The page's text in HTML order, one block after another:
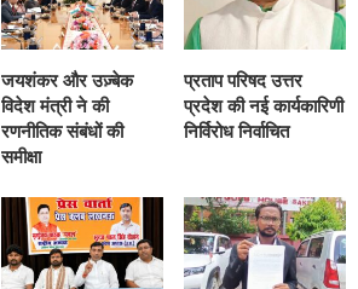
जयशंकर और उज़्बेक
विदेश मंत्री ने की
रणनीतिक संबंधों की
समीक्षा
प्रताप परिषद उत्तर
प्रदेश की नई कार्यकारिणी
निर्विरोध निर्वाचित